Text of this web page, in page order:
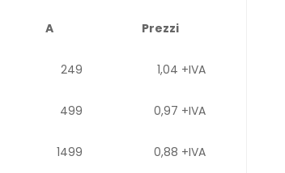
A Prezzi
249 1,04 +IVA
499 0,97 +IVA
1499 0,88 +IVA